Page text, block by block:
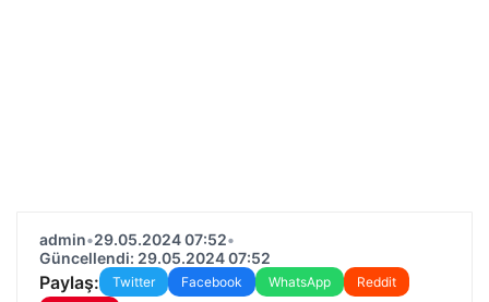
admin•29.05.2024 07:52•
Güncellendi: 29.05.2024 07:52
Paylaş: Twitter Facebook WhatsApp
Reddit